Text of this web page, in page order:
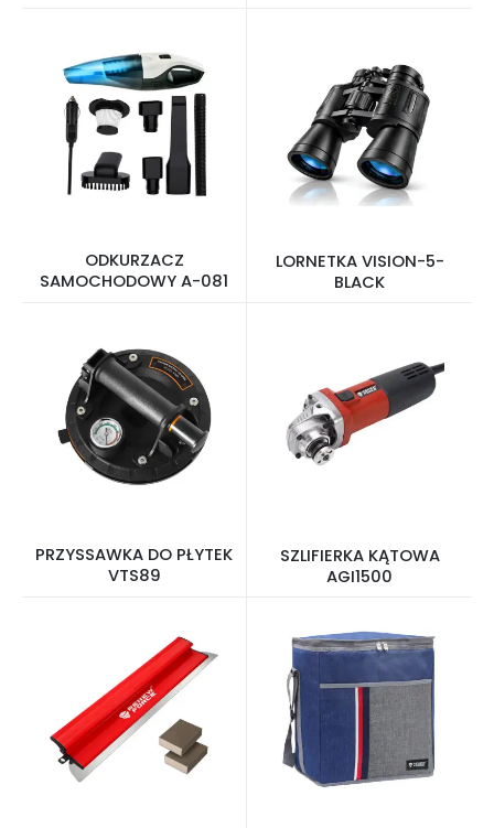
ODKURZACZ
SAMOCHODOWY A-081
LORNETKA VISION-5-
BLACK
PRZYSSAWKA DO PŁYTEK
VTS89
SZLIFIERKA KĄTOWA
AGI1500